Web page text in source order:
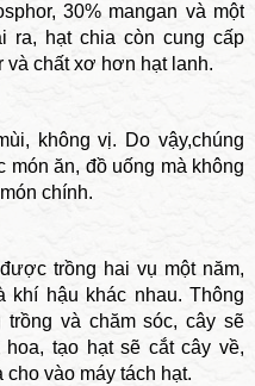
30% mangan và một
ra, hạt chia còn cung cấp
và chất xơ hơn hạt lanh.
không vị. Do vậy,chúng
ăn, đồ uống mà không
chính.
trồng hai vụ một năm,
hậu khác nhau. Thông
và chăm sóc, cây sẽ
tạo hạt sẽ cắt cây về,
vào máy tách hạt.